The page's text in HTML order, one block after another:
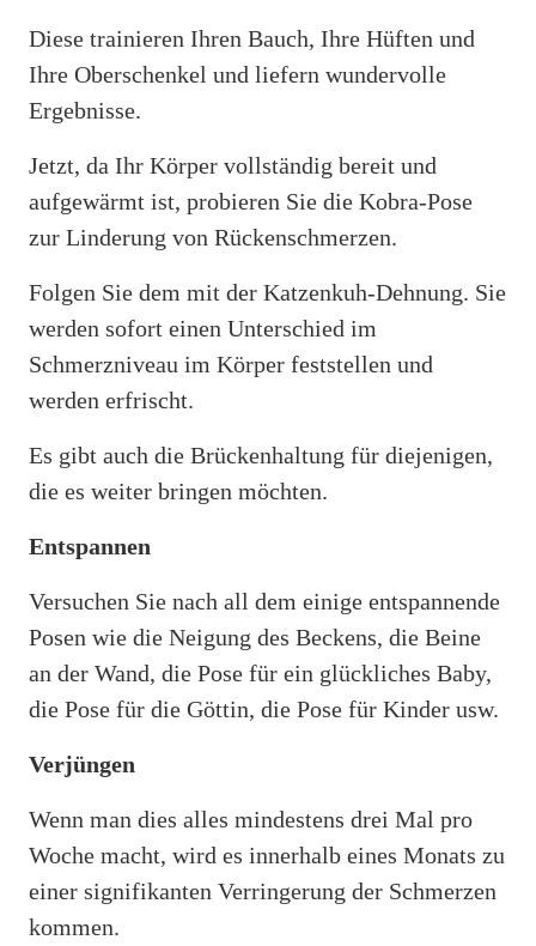
Diese trainieren Ihren Bauch, Ihre Hüften und
Ihre Oberschenkel und liefern wundervolle
Ergebnisse.
Jetzt, da Ihr Körper vollständig bereit und
aufgewärmt ist, probieren Sie die Kobra-Pose
zur Linderung von Rückenschmerzen.
Folgen Sie dem mit der Katzenkuh-Dehnung. Sie
werden sofort einen Unterschied im
Schmerzniveau im Körper feststellen und
werden erfrischt.
Es gibt auch die Brückenhaltung für diejenigen,
die es weiter bringen möchten.
Entspannen
Versuchen Sie nach all dem einige entspannende
Posen wie die Neigung des Beckens, die Beine
an der Wand, die Pose für ein glückliches Baby,
die Pose für die Göttin, die Pose für Kinder usw.
Verjüngen
Wenn man dies alles mindestens drei Mal pro
Woche macht, wird es innerhalb eines Monats zu
einer signifikanten Verringerung der Schmerzen
kommen.